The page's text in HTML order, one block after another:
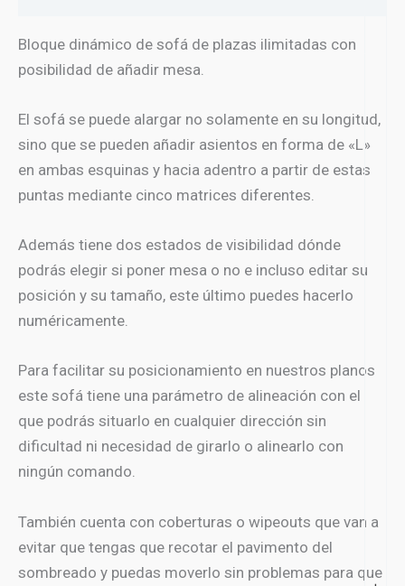
Bloque dinámico de sofá de plazas ilimitadas con
posibilidad de añadir mesa.
El sofá se puede alargar no solamente en su longitud,
sino que se pueden añadir asientos en forma de «L»
en ambas esquinas y hacia adentro a partir de estas
puntas mediante cinco matrices diferentes.
Además tiene dos estados de visibilidad dónde
podrás elegir si poner mesa o no e incluso editar su
posición y su tamaño, este último puedes hacerlo
numéricamente.
Para facilitar su posicionamiento en nuestros planos
este sofá tiene una parámetro de alineación con el
que podrás situarlo en cualquier dirección sin
dificultad ni necesidad de girarlo o alinearlo con
ningún comando.
También cuenta con coberturas o wipeouts que van a
evitar que tengas que recotar el pavimento del
sombreado y puedas moverlo sin problemas para que